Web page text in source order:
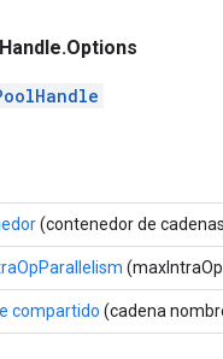
(contenedor de
compartido (cadena